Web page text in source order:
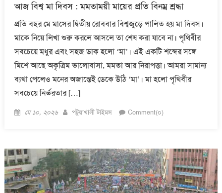
আজ বিশ্ব মা দিবস : মমতাময়ী মায়ের প্রতি বিনম্র শ্রদ্ধা
প্রতি বছর মে মাসের দ্বিতীয় রোববার বিশ্বজুড়ে পালিত হয় মা দিবস।
মাকে নিয়ে লিখা শুরু করলে আসলে তা শেষ করা যাবে না। পৃথিবীর
সবচেয়ে মধুর এবং সহজ ডাক হলো ‘মা’। এই একটি শব্দের সঙ্গে
মিশে আছে অকৃত্রিম ভালোবাসা, মমতা আর নিরাপত্তা। আমরা সামান্য
ব্যথা পেলেও মনের অজান্তেই ডেকে উঠি ‘মা’। মা হলো পৃথিবীর
সবচেয়ে নির্ভরতার […]
Posted
মে ১০, ২০২৬ Author
পটুয়াখালী টাইমস Comment(০)